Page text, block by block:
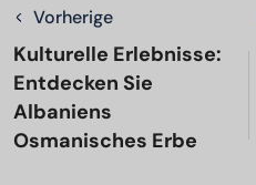
Vorherige
Kulturelle Erlebnisse:
Entdecken Sie
Albaniens
Osmanisches Erbe